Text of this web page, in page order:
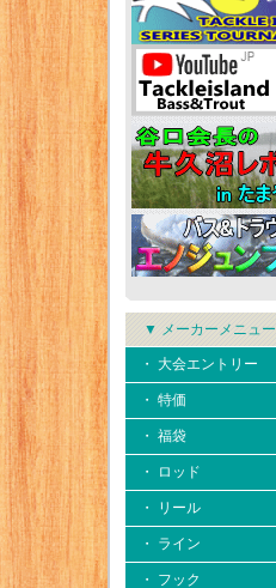
▼ メーカーメニュー
・ 大会エントリー
・ 特価
・ 福袋
・ ロッド
・ リール
・ ライン
・ フック